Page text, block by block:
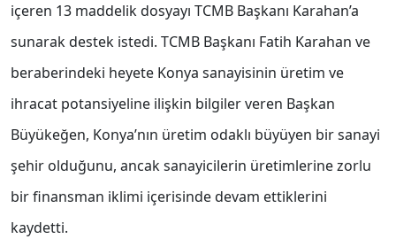
içeren 13 maddelik dosyayı TCMB Başkanı Karahan’a
sunarak destek istedi. TCMB Başkanı Fatih Karahan ve
beraberindeki heyete Konya sanayisinin üretim ve
ihracat potansiyeline ilişkin bilgiler veren Başkan
Büyükeğen, Konya’nın üretim odaklı büyüyen bir sanayi
şehir olduğunu, ancak sanayicilerin üretimlerine zorlu
bir finansman iklimi içerisinde devam ettiklerini
kaydetti.